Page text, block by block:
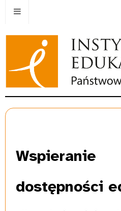
Wspieranie
dostępności